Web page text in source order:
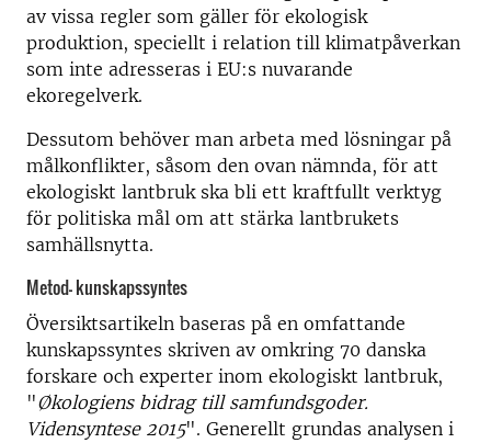
av vissa regler som gäller för ekologisk
produktion, speciellt i relation till klimatpåverkan
som inte adresseras i EU:s nuvarande
ekoregelverk.
Dessutom behöver man arbeta med lösningar på
målkonflikter, såsom den ovan nämnda, för att
ekologiskt lantbruk ska bli ett kraftfullt verktyg
för politiska mål om att stärka lantbrukets
samhällsnytta.
Metod- kunskapssyntes
Översiktsartikeln baseras på en omfattande
kunskapssyntes skriven av omkring 70 danska
forskare och experter inom ekologiskt lantbruk,
"Økologiens bidrag till samfundsgoder.
Vidensyntese 2015". Generellt grundas analysen i